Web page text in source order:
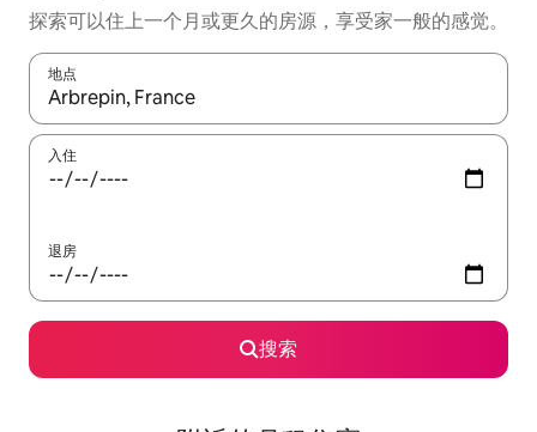
探索可以住上一个月或更久的房源，享受家一般的感觉。
地点
如有搜索结果，请使用上下方向键查看，或通过点击或滑动手势
入住
退房
搜索